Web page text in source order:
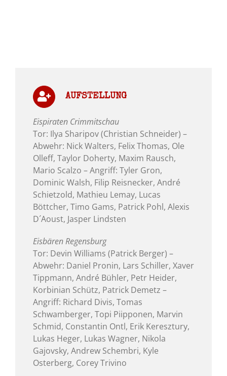
AUFSTELLUNG
Eispiraten Crimmitschau
Tor: Ilya Sharipov (Christian Schneider) –
Abwehr: Nick Walters, Felix Thomas, Ole
Olleff, Taylor Doherty, Maxim Rausch,
Mario Scalzo – Angriff: Tyler Gron,
Dominic Walsh, Filip Reisnecker, André
Schietzold, Mathieu Lemay, Lucas
Böttcher, Timo Gams, Patrick Pohl, Alexis
D´Aoust, Jasper Lindsten
Eisbären Regensburg
Tor: Devin Williams (Patrick Berger) –
Abwehr: Daniel Pronin, Lars Schiller, Xaver
Tippmann, André Bühler, Petr Heider,
Korbinian Schütz, Patrick Demetz –
Angriff: Richard Divis, Tomas
Schwamberger, Topi Piipponen, Marvin
Schmid, Constantin Ontl, Erik Keresztury,
Lukas Heger, Lukas Wagner, Nikola
Gajovsky, Andrew Schembri, Kyle
Osterberg, Corey Trivino